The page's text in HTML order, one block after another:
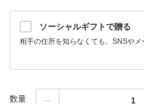
ソーシャルギフトで贈る
相手の住所を知らなくても、SNSやメ
数量